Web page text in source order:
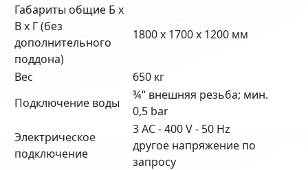
Габариты общие Б х
В х Г (без
дополнительного
поддона)
1800 x 1700 x 1200 мм
Вес
650 кг
Подключение воды
¾“ внешняя резьба; мин.
0,5 bar
Электрическое
подключение
3 AC - 400 V - 50 Hz
другое напряжение по
запросу